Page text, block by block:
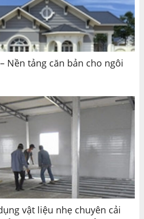
Nền tảng căn bản cho ngôi
vật liệu nhẹ chuyên cải